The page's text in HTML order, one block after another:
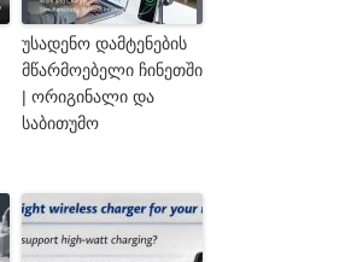
უსადენო დამტენების
მწარმოებელი ჩინეთში
| ორიგინალი და
საბითუმო